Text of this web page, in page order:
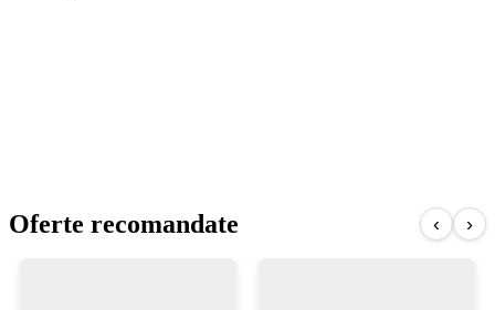
Oferte recomandate ‹ ›